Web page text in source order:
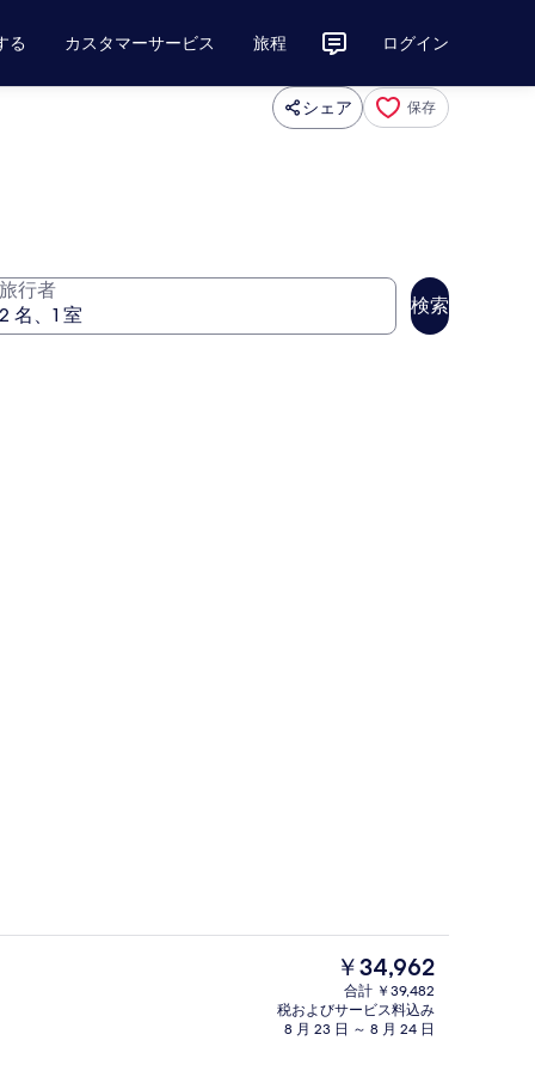
る カスタマーサービス 旅程 ログイン
シェア 保存
旅行者
検索
ボート
現
在
の
料
￥34,962
合計 ￥39,482
税およびサービス料込み
8 月 23 日 ～ 8 月 24 日